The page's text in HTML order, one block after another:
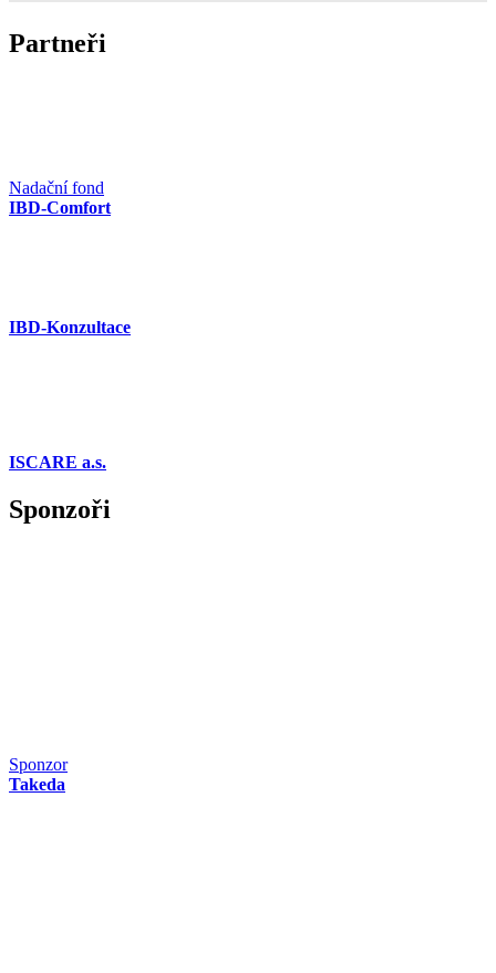
Partneři
Nadační fond
IBD-Comfort
IBD-Konzultace
ISCARE a.s.
Sponzoři
Sponzor
Takeda